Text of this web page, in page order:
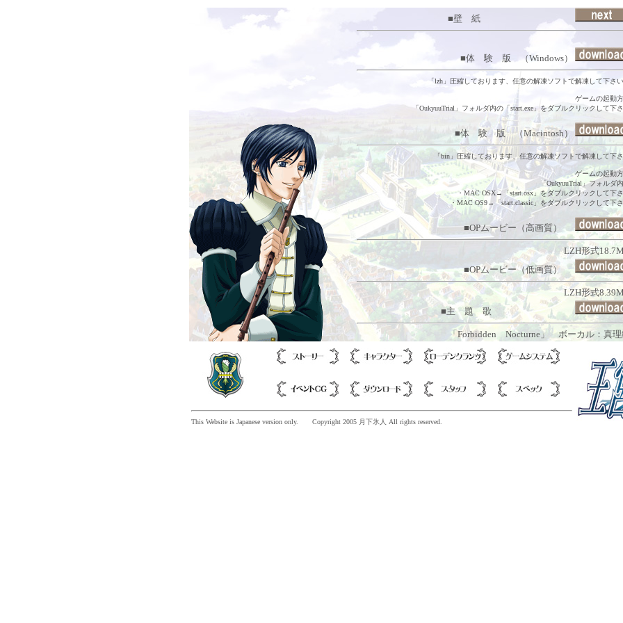
■壁 紙
■体 験 版 （Windows）
「lzh」圧縮しております、任意の解凍ソフトで解凍して下さ
ゲームの起動
「OukyuuTrial」フォルダ内の「start.exe」をダブルクリックして下
■体 験 版 （Macintosh）
「bin」圧縮しております、任意の解凍ソフトで解凍して下
ゲームの起動
「OukyuuTrial」フォルダ
・MAC OSX→「start.osx」をダブルクリックして下
・MAC OS9→「start.classic」をダブルクリックして下
■OPムービー（高画質）
LZH形式
■OPムービー（低画質）
LZH形式
■主 題 歌
「Forbidden Nocturne」 ボーカル：真理
This Website is Japanese version only. Copyright 2005 月下氷人 All rights reserved.